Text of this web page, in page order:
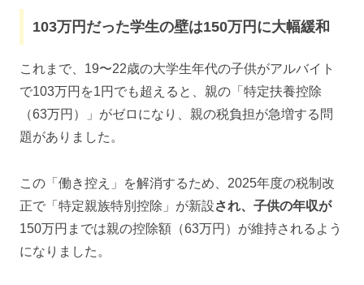
103万円だった学生の壁は150万円に大幅緩和
これまで、19〜22歳の大学生年代の子供がアルバイト
で103万円を1円でも超えると、親の「特定扶養控除
（63万円）」がゼロになり、親の税負担が急増する問
題がありました。
この「働き控え」を解消するため、2025年度の税制改
正で「特定親族特別控除」が新設され、子供の年収が
150万円までは親の控除額（63万円）が維持されるよう
になりました。